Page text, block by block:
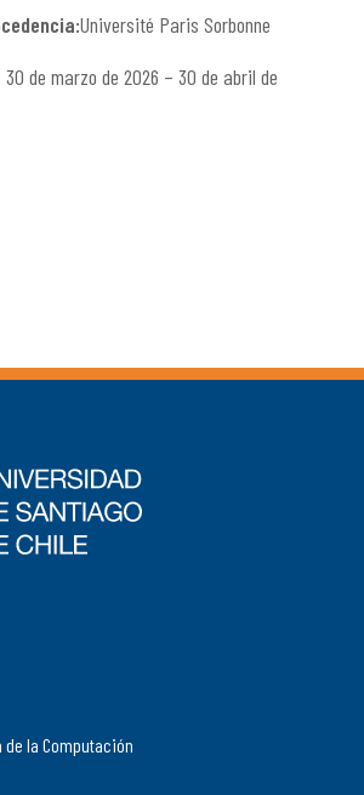
Université Paris Sorbonne
30 de marzo de 2026 – 30 de abril de
la Computación